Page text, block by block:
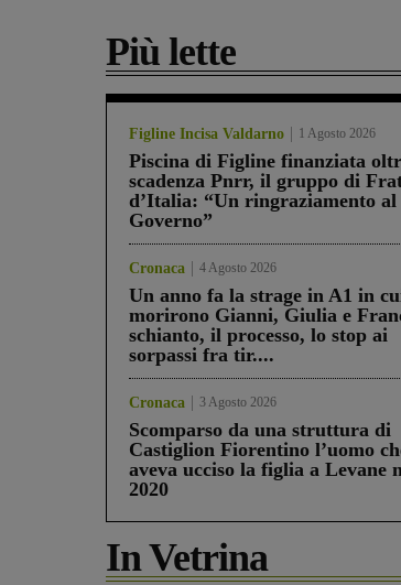
Più lette
Figline Incisa Valdarno 1 Agosto 2026
Piscina di Figline finanziata
scadenza Pnrr, il gruppo di
d’Italia: “Un ringraziamento al
Governo”
Cronaca 4 Agosto 2026
Un anno fa la strage in A1 in
morirono Gianni, Giulia e
schianto, il processo, lo stop ai
sorpassi fra tir....
Cronaca 3 Agosto 2026
Scomparso da una struttura di
Castiglion Fiorentino l’uomo
aveva ucciso la figlia a Levane
2020
In Vetrina